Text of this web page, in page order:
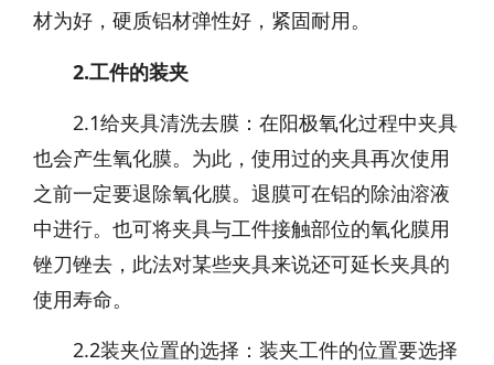
材为好，硬质铝材弹性好，紧固耐用。
2.工件的装夹
2.1给夹具清洗去膜：在阳极氧化过程中夹具
也会产生氧化膜。为此，使用过的夹具再次使用
之前一定要退除氧化膜。退膜可在铝的除油溶液
中进行。也可将夹具与工件接触部位的氧化膜用
锉刀锉去，此法对某些夹具来说还可延长夹具的
使用寿命。
2.2装夹位置的选择：装夹工件的位置要选择